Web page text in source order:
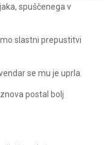
spuščenega v
slastni prepustitvi
se mu je uprla.
postal bolj